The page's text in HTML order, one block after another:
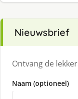
Nieuwsbrief
Ontvang de
Naam (optioneel)